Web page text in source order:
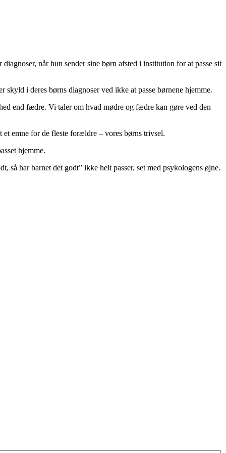
når hun sender sine børn afsted i institution for at passe sit
i deres børns diagnoser ved ikke at passe børnene hjemme.
end fædre. Vi taler om hvad mødre og fædre kan gøre ved den
emne for de fleste forældre – vores børns trivsel.
hjemme.
har barnet det godt” ikke helt passer, set med psykologens øjne.